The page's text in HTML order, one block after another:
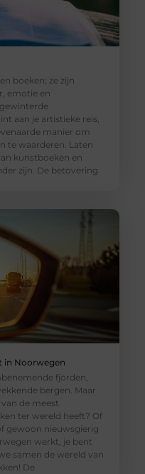
boeken; ze zijn
emotie en
aan je artistieke reis,
manier om
te waarderen. Laten
kunstboeken en
zijn. De betovering
in Noorwegen
fjorden,
bergen. Maar
de meest
ter wereld heeft? Of
gewoon nieuwsgierig
werkt, je bent
samen de wereld van
De